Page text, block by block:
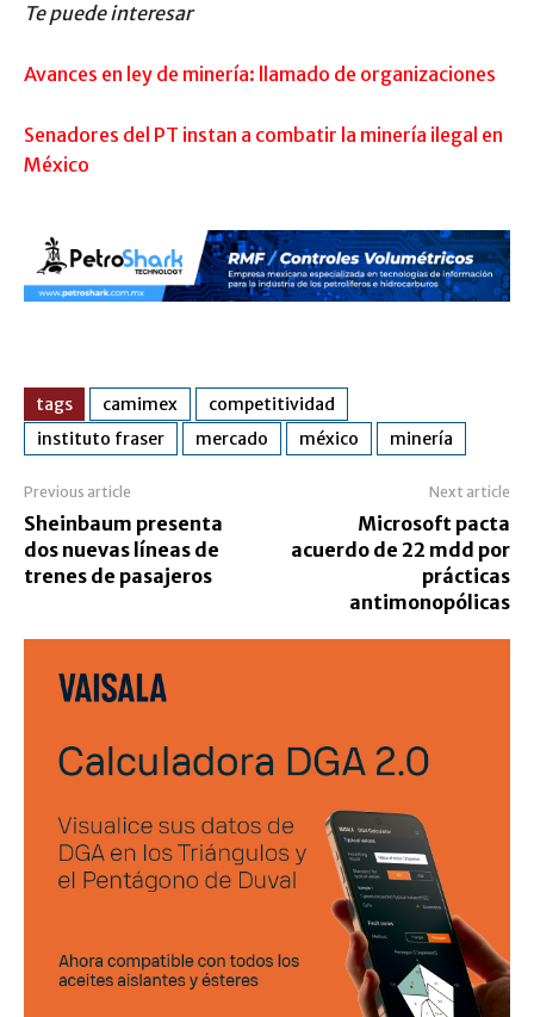
Te puede interesar
Avances en ley de minería: llamado de organizaciones
Senadores del PT instan a combatir la minería ilegal en
México
tags camimex
competitividad
instituto fraser
mercado méxico minería
Previous article
Sheinbaum presenta
dos nuevas líneas de
trenes de pasajeros
Next article
Microsoft pacta
acuerdo de 22 mdd por
prácticas
antimonopólicas